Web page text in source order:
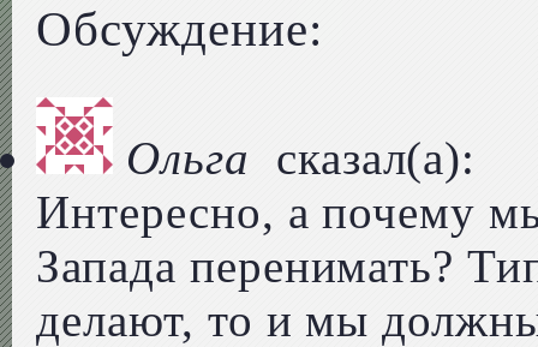
Обсуждение:
Ольга
сказал(а):
Интересно, а почему
Запада перенимать?
делают, то и мы